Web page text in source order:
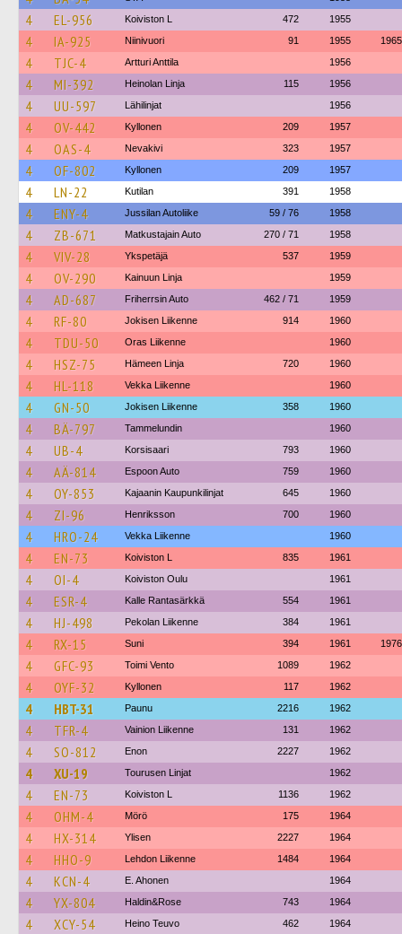
4 EL-956 Koiviston L 472 1955
4 IA-925 Niinivuori 91 1955 1965
4 TJC-4 Artturi Anttila 1956
4 MI-392 Heinolan Linja 115 1956
4 UU-597 Lähilinjat 1956
4 OV-442 Kyllonen 209 1957
4 OAS-4 Nevakivi 323 1957
4 OF-802 Kyllonen 209 1957
4 LN-22 Kutilan 391 1958
4 ENY-4 Jussilan Autoliike 59 / 76 1958
4 ZB-671 Matkustajain Auto 270 / 71 1958
4 VIV-28 Ykspetäjä 537 1959
4 OV-290 Kainuun Linja 1959
4 AD-687 Friherrsin Auto 462 / 71 1959
4 RF-80 Jokisen Liikenne 914 1960
4 TDU-50 Oras Liikenne 1960
4 HSZ-75 Hämeen Linja 720 1960
4 HL-118 Vekka Liikenne 1960
4 GN-50 Jokisen Liikenne 358 1960
4 BÄ-797 Tammelundin 1960
4 UB-4 Korsisaari 793 1960
4 AÄ-814 Espoon Auto 759 1960
4 OY-853 Kajaanin Kaupunkilinjat 645 1960
4 ZI-96 Henriksson 700 1960
4 HRO-24 Vekka Liikenne 1960
4 EN-73 Koiviston L 835 1961
4 OI-4 Koiviston Oulu 1961
4 ESR-4 Kalle Rantasärkkä 554 1961
4 HJ-498 Pekolan Liikenne 384 1961
4 RX-15 Suni 394 1961 1976
4 GFC-93 Toimi Vento 1089 1962
4 OYF-32 Kyllonen 117 1962
4 HBT-31 Paunu 2216 1962
4 TFR-4 Vainion Liikenne 131 1962
4 SO-812 Enon 2227 1962
4 XU-19 Tourusen Linjat 1962
4 EN-73 Koiviston L 1136 1962
4 OHM-4 Mörö 175 1964
4 HX-314 Ylisen 2227 1964
4 HHO-9 Lehdon Liikenne 1484 1964
4 KCN-4 E. Ahonen 1964
4 YX-804 Haldin&Rose 743 1964
4 XCY-54 Heino Teuvo 462 1964